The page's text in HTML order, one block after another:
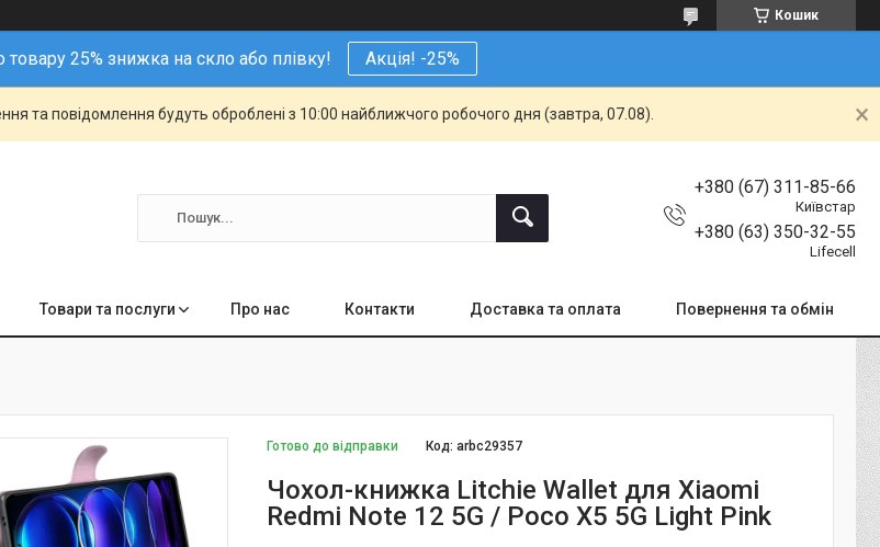
Кошик
товару 25% знижка на скло або плівку! Акція! -25%
та повідомлення будуть оброблені з 10:00 найближчого робочого дня (завтра, 07.08).
+380 (67) 311-85-66
Київстар
+380 (63) 350-32-55
Lifecell
Товари та послуги Про нас Контакти Доставка та оплата Повернення та обмін
Готово до відправки Код:arbc29357
Чохол-книжка Litchie Wallet для Xiaomi
Redmi Note 12 5G / Poco X5 5G Light Pink